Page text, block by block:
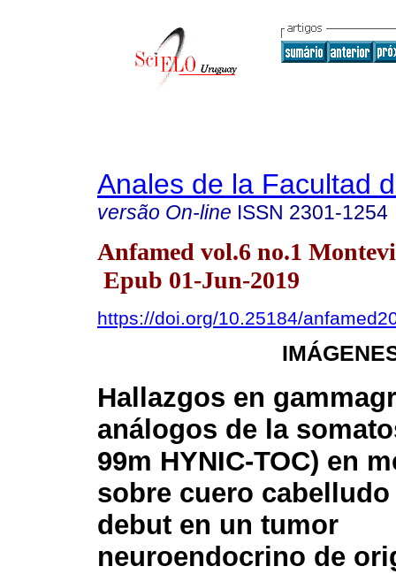
Anales de la Facultad
versão On-line ISSN 2301-1254
Anfamed vol.6 no.1
Epub 01-Jun-2019
https://doi.org/10.25184/
Hallazgos en
análogos de la
99m HYNIC-TOC) en
sobre cuero
debut en un tumor
neuroendocrino de